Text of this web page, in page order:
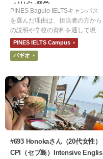
ィリピン留学
PINES Baguio IELTSキャンパス
を選んだ理由は、担当者の方から
の説明や学校の資料を通して現地
講師の方々のレベルや学校内の雰
囲気です。IELTSの目標スコアを
達成するために、先生方や生徒さ
です。
PINES IELTS Campus
バギオ
#693 Honokaさん（20代女性）
CPI（セブ島）Intensive Englis